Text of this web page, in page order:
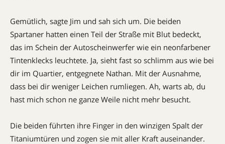
Gemütlich, sagte Jim und sah sich um. Die beiden
Spartaner hatten einen Teil der Straße mit Blut bedeckt,
das im Schein der Autoscheinwerfer wie ein neonfarbener
Tintenklecks leuchtete. Ja, sieht fast so schlimm aus wie bei
dir im Quartier, entgegnete Nathan. Mit der Ausnahme,
dass bei dir weniger Leichen rumliegen. Ah, warts ab, du
hast mich schon ne ganze Weile nicht mehr besucht.
Die beiden führten ihre Finger in den winzigen Spalt der
Titaniumtüren und zogen sie mit aller Kraft auseinander.